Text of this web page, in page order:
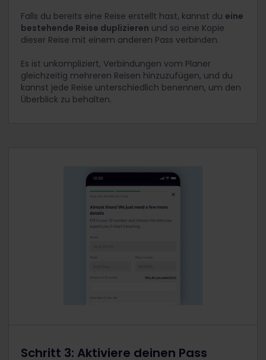
Falls du bereits eine Reise erstellt hast, kannst du eine
bestehende Reise duplizieren und so eine Kopie
dieser Reise mit einem anderen Pass verbinden.
Es ist unkompliziert, Verbindungen vom Planer
gleichzeitig mehreren Reisen hinzuzufügen, und du
kannst jede Reise unterschiedlich benennen, um den
Überblick zu behalten.
Schritt 3: Aktiviere deinen Pass